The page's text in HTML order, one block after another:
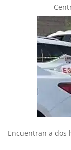
Encuentran a dos